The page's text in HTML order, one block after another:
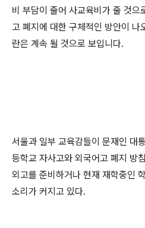
비 부담이 줄어 사교육비가 줄 것으
고 폐지에 대한 구체적인 방안이 나
란은 계속 될 것으로 보입니다.
서울과 일부 교육감들이 문재인 대
등학교 자사고와 외국어고 폐지 방
외고를 준비하거나 현재 재학중인
소리가 커지고 있다.